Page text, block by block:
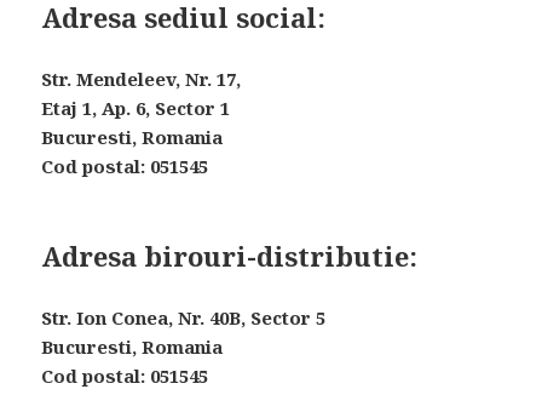
Adresa sediul social:
Str. Mendeleev, Nr. 17,
Etaj 1, Ap. 6, Sector 1
Bucuresti, Romania
Cod postal: 051545
Adresa birouri-distributie:
Str. Ion Conea, Nr. 40B, Sector 5
Bucuresti, Romania
Cod postal: 051545